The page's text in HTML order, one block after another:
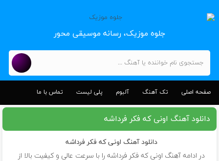
جلوه موزیک، رسانه موسیقی محور
صفحه اصلی تک آهنگ آلبوم پلی لیست تماس با ما
دانلود آهنگ اونی که فکر فرداشه
دانلود آهنگ اونی که فکر فرداشه
در ادامه آهنگ اونی که فکر فرداشه را با سرعت عالی و کیفیت بالا از